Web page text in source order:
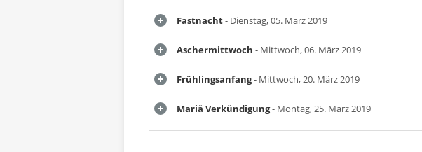
Fastnacht- Dienstag, 05. März 2019
Aschermittwoch - Mittwoch, 06. März 2019
Frühlingsanfang- Mittwoch, 20. März 2019
Mariä Verkündigung- Montag, 25. März 2019